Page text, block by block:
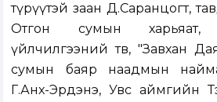
түрүүтэй заан Д.Саранцогт,
Отгон сумын
үйлчилгээний төв, "Завхан
сумын баяр наадмын
Г.Анх-Эрдэнэ, Увс аймгийн